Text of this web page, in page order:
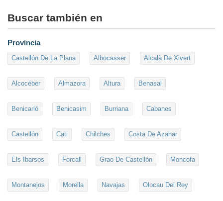
Buscar también en
Provincia
Castellón De La Plana Albocasser Alcalà De Xivert
Alcocéber Almazora Altura Benasal
Benicarló Benicasim Burriana Cabanes
Castellón Cati Chilches Costa De Azahar
Els Ibarsos Forcall Grao De Castellón Moncofa
Montanejos Morella Navajas Olocau Del Rey